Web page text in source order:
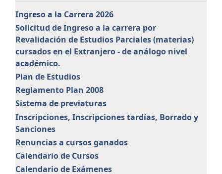
Ingreso a la Carrera 2026
Solicitud de Ingreso a la carrera por
Revalidación de Estudios Parciales (materias)
cursados en el Extranjero - de análogo nivel
académico.
Plan de Estudios
Reglamento Plan 2008
Sistema de previaturas
Inscripciones, Inscripciones tardías, Borrado y
Sanciones
Renuncias a cursos ganados
Calendario de Cursos
Calendario de Exámenes